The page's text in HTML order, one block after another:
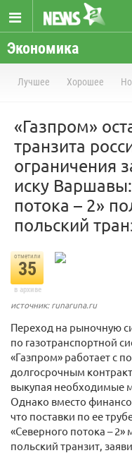
Экономика
Лучшее Хорошее
«Газпром»
транзита
ограничения
иску
потока – 2»
польский
отметили
35
в архиве
источник: runaruna.ru
Переход на рыночную
по газотранспортной
«Газпром» работает с
долгосрочным
выкупая необходимые
Однако вместо
что поставки по ее
«Северного потока –
польский транзит,